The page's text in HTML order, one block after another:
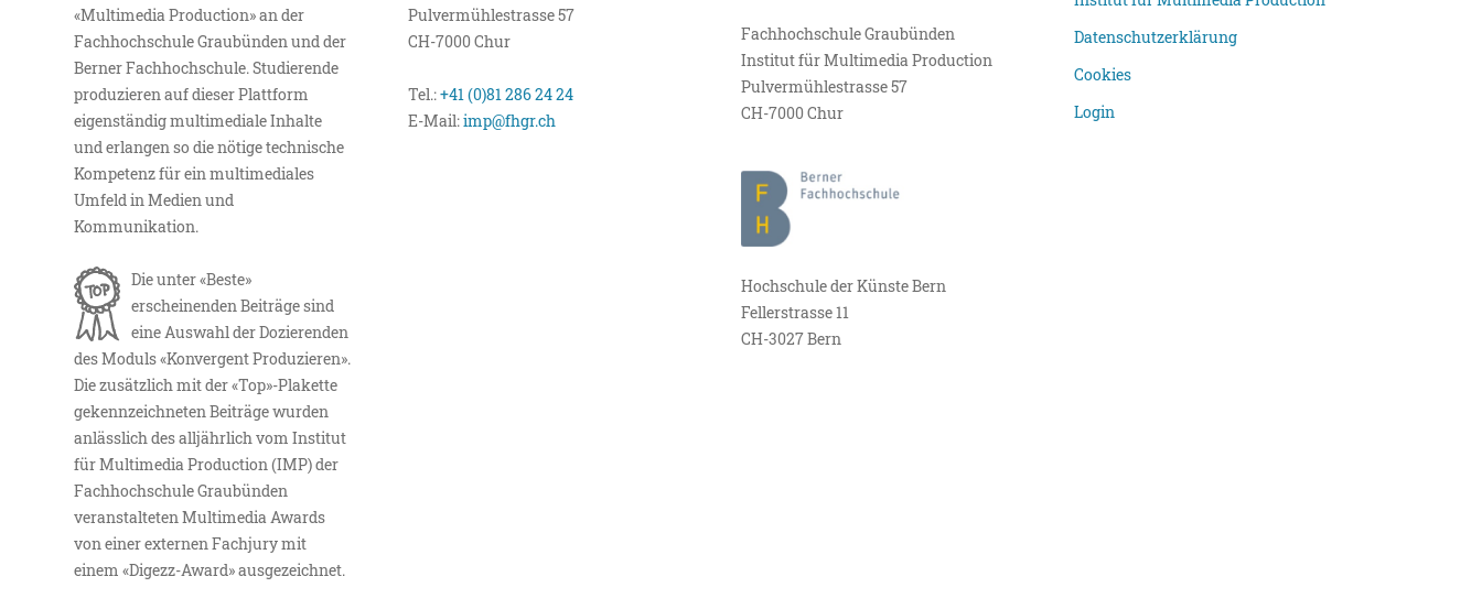
«Multimedia Production» an der
Fachhochschule Graubünden und der
Berner Fachhochschule. Studierende
produzieren auf dieser Plattform
eigenständig multimediale Inhalte
und erlangen so die nötige technische
Kompetenz für ein multimediales
Umfeld in Medien und
Kommunikation.
Die unter «Beste»
erscheinenden Beiträge sind
eine Auswahl der Dozierenden
des Moduls «Konvergent Produzieren».
Die zusätzlich mit der «Top»-Plakette
gekennzeichneten Beiträge wurden
anlässlich des alljährlich vom Institut
für Multimedia Production (IMP) der
Fachhochschule Graubünden
veranstalteten Multimedia Awards
von einer externen Fachjury mit
einem «Digezz-Award» ausgezeichnet.
Pulvermühlestrasse 57
CH-7000 Chur
Tel.:+41 (0)81 286 24 24
E-Mail:imp@fhgr.ch
Fachhochschule Graubünden
Institut für Multimedia Production
Pulvermühlestrasse 57
CH-7000 Chur
Hochschule der Künste Bern
Fellerstrasse 11
CH-3027 Bern
Datenschutzerklärung
Cookies
Login